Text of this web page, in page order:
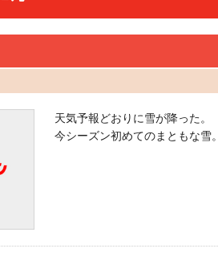
天気予報どおりに雪が降った。
今シーズン初めてのまともな雪。